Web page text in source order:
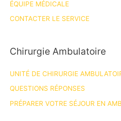
ÉQUIPE MÉDICALE
CONTACTER LE SERVICE
Chirurgie Ambulatoire
UNITÉ DE CHIRURGIE
QUESTIONS RÉPONSES
PRÉPARER VOTRE SÉJOUR EN